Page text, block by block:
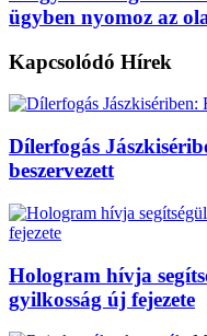
ügyben nyomoz az
Kapcsolódó Hírek
Dílerfogás
beszervezett
Hologram hívja
gyilkosság új fejezete